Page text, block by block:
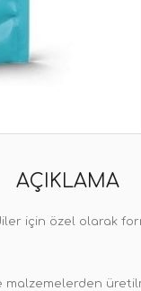
AÇIKLAMA
için özel